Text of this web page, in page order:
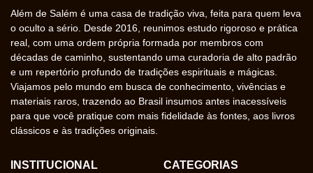
Além de Salém é uma casa de tradição viva, feita para quem leva
o oculto a sério. Desde 2016, reunimos estudo rigoroso e prática
real, com uma ordem própria formada por membros com
décadas de caminho, sustentando uma curadoria de alto padrão
e um repertório profundo de tradições espirituais e mágicas.
Viajamos pelo mundo em busca de conhecimento, vivências e
materiais raros, trazendo ao Brasil insumos antes inacessíveis
para que você pratique com mais fidelidade às fontes, aos livros
clássicos e às tradições originais.
INSTITUCIONAL
CATEGORIAS